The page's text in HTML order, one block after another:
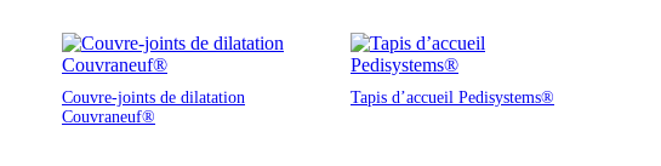
Couvre-joints de dilatation
Couvraneuf®
Tapis d’accueil Pedisystems®